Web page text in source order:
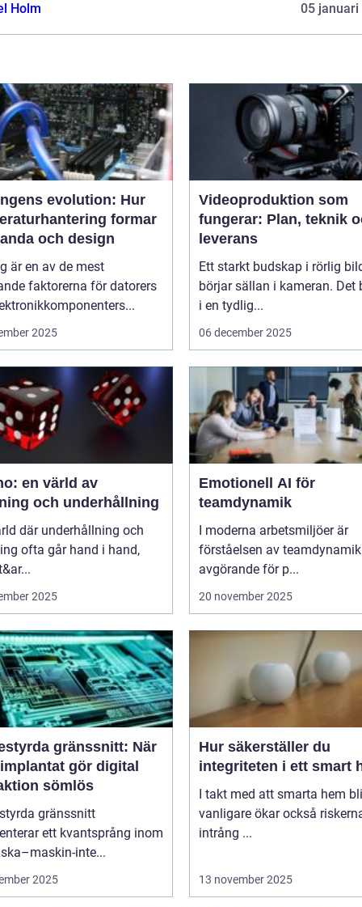
Holm 05 januari
evolution: Hur
formar
och design
är en av de mest
faktorerna för datorers
2025
Videoproduktion som
fungerar: Plan, teknik
leverans
Ett starkt budskap i rörlig
börjar sällan i kameran. Det
i en tydlig...
06 december 2025
en värld av
och underhållning
där underhållning och
ofta går hand i hand,
2025
Emotionell AI för
teamdynamik
I moderna arbetsmiljöer är
förståelsen av teamdynamik
avgörande för p...
20 november 2025
gränssnitt: När
gör digital
sömlös
gränssnitt
ett kvantsprång inom
inte...
2025
Hur säkerställer du
integriteten i ett smart
I takt med att smarta hem
vanligare ökar också
intrång ...
13 november 2025